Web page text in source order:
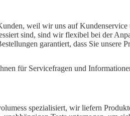
weil wir uns auf
sind, sind wir flexibel bei der
garantiert, dass Sie unsere
für Servicefragen und
spezialisiert, wir liefern